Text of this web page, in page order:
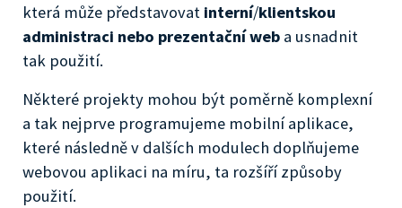
která může představovat interní/klientskou
administraci nebo prezentační web a usnadnit
tak použití.
Některé projekty mohou být poměrně komplexní
a tak nejprve programujeme mobilní aplikace,
které následně v dalších modulech doplňujeme
webovou aplikaci na míru, ta rozšíří způsoby
použití.